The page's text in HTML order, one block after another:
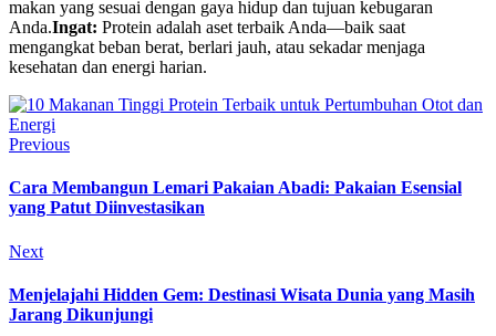
makan yang sesuai dengan gaya hidup dan tujuan kebugaran
Anda.Ingat: Protein adalah aset terbaik Anda—baik saat
mengangkat beban berat, berlari jauh, atau sekadar menjaga
kesehatan dan energi harian.
Previous
Cara Membangun Lemari Pakaian Abadi: Pakaian Esensial
yang Patut Diinvestasikan
Next
Menjelajahi Hidden Gem: Destinasi Wisata Dunia yang Masih
Jarang Dikunjungi